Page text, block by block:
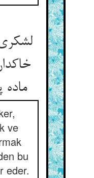
ve
bu
eder.